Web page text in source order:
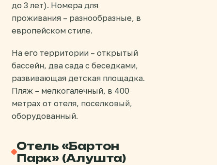
до 3 лет). Номера для
проживания – разнообразные, в
европейском стиле.
На его территории – открытый
бассейн, два сада с беседками,
развивающая детская площадка.
Пляж – мелкогалечный, в 400
метрах от отеля, поселковый,
оборудованный.
Отель «Бартон
Парк» (Алушта)